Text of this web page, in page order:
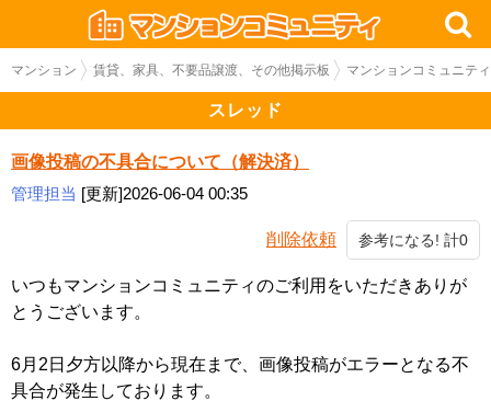
マンション 賃貸、家具、不要品譲渡、その他掲示板 マンションコミュニテ
スレッド
画像投稿の不具合について（解決済）
管理担当 [更新]2026-06-04 00:35
削除依頼 参考になる! 計0
いつもマンションコミュニティのご利用をいただきありが
とうございます。
6月2日夕方以降から現在まで、画像投稿がエラーとなる不
具合が発生しております。